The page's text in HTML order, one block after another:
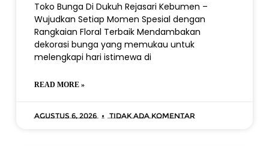
Toko Bunga Di Dukuh Rejasari Kebumen –
Wujudkan Setiap Momen Spesial dengan
Rangkaian Floral Terbaik Mendambakan
dekorasi bunga yang memukau untuk
melengkapi hari istimewa di
READ MORE »
Agustus 6, 2026 Tidak ada komentar